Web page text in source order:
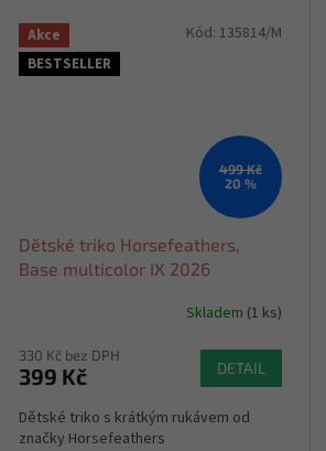
Akce
BESTSELLER
499 Kč
20 %
Dětské triko Horsefeathers,
Base multicolor IX 2026
Skladem (1 ks)
330 Kč bez DPH
399 Kč DETAIL
Dětské triko s krátkým rukávem od
značky Horsefeathers
Kód: 135814/M